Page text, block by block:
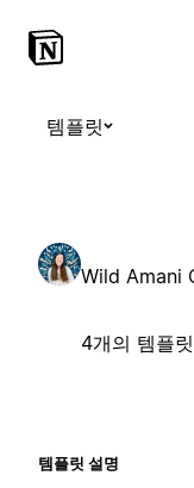
템플릿
Wild Amani
4개의 템플릿
템플릿 설명